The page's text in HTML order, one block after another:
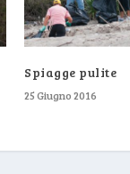
Spiagge pulite
25 Giugno 2016